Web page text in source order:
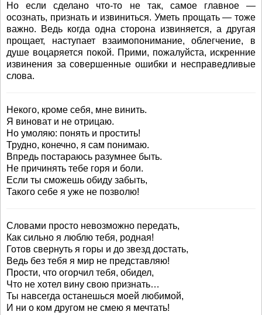
Но если сделано что-то не так, самое главное —
осознать, признать и извиниться. Уметь прощать — тоже
важно. Ведь когда одна сторона извиняется, а другая
прощает, наступает взаимопонимание, облегчение, в
душе воцаряется покой. Прими, пожалуйста, искренние
извинения за совершенные ошибки и несправедливые
слова.
Некого, кроме себя, мне винить.
Я виноват и не отрицаю.
Но умоляю: понять и простить!
Трудно, конечно, я сам понимаю.
Впредь постараюсь разумнее быть.
Не причинять тебе горя и боли.
Если ты сможешь обиду забыть,
Такого себе я уже не позволю!
Словами просто невозможно передать,
Как сильно я люблю тебя, родная!
Готов свернуть я горы и до звезд достать,
Ведь без тебя я мир не представляю!
Прости, что огорчил тебя, обидел,
Что не хотел вину свою признать…
Ты навсегда останешься моей любимой,
И ни о ком другом не смею я мечтать!